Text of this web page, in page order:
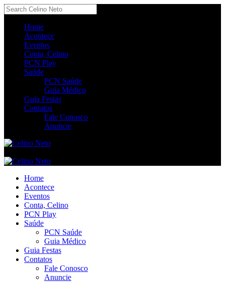
Home
Acontece
Eventos
Conta, Celino
PCN Play
Saúde
PCN Saúde
Guia Médico
Guia Festas
Contatos
Fale Conosco
Anuncie
Home
Acontece
Eventos
Conta, Celino
PCN Play
Saúde
PCN Saúde
Guia Médico
Guia Festas
Contatos
Fale Conosco
Anuncie